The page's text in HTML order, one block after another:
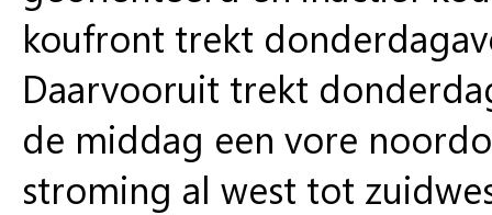
koufront trekt
Daarvooruit trekt
de middag een vore
stroming al west tot